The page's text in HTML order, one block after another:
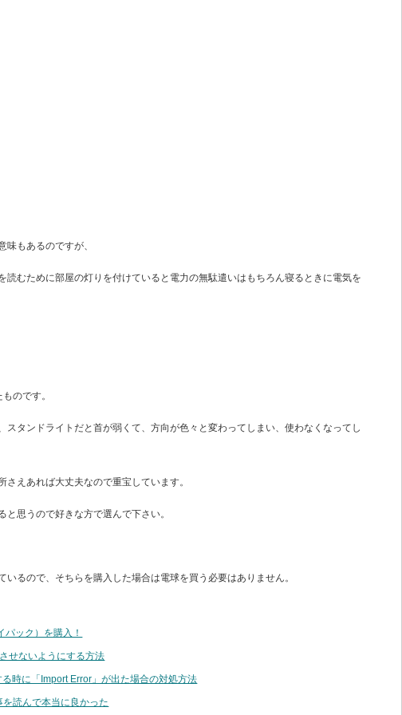
もあるのですが、
読むために部屋の灯りを付けていると電力の無駄遣いはもちろん寝るときに電気を
のです。
スタンドライトだと首が弱くて、方向が色々と変わってしまい、使わなくなってし
えあれば大丈夫なので重宝しています。
思うので好きな方で選んで下さい。
るので、そちらを購入した場合は電球を買う必要はありません。
ック）を購入！
せないようにする方法
時に「Import Error」が出た場合の対処方法
読んで本当に良かった